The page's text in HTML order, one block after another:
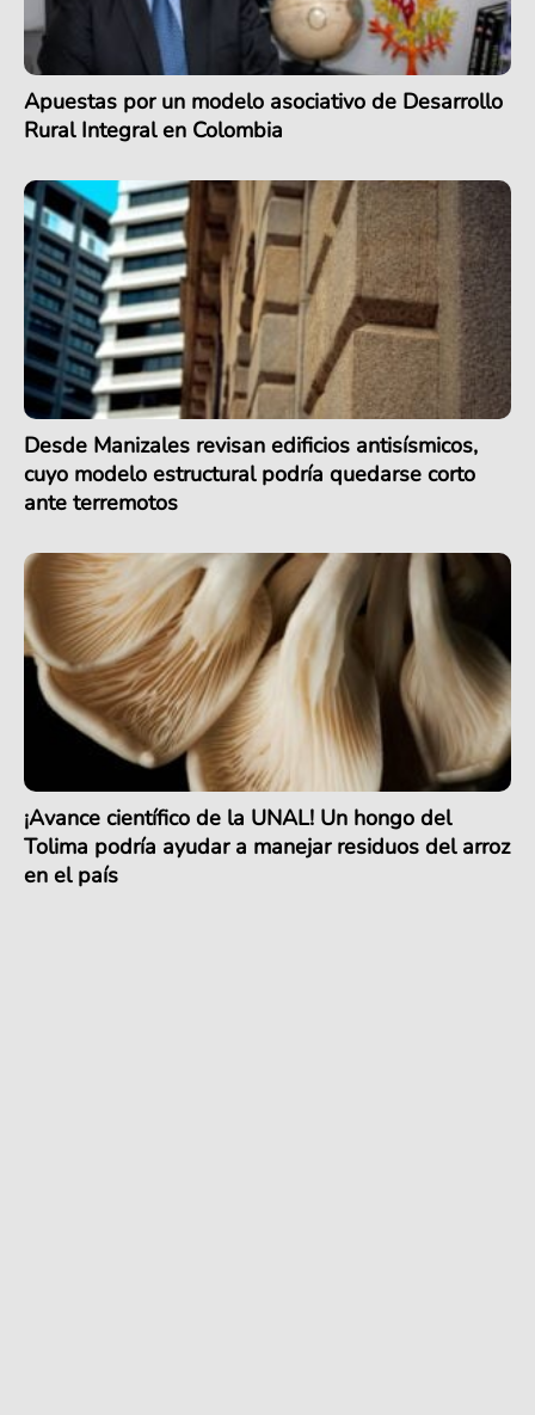
Apuestas por un modelo asociativo de Desarrollo
Rural Integral en Colombia
Desde Manizales revisan edificios antisísmicos,
cuyo modelo estructural podría quedarse corto
ante terremotos
¡Avance científico de la UNAL! Un hongo del
Tolima podría ayudar a manejar residuos del arroz
en el país